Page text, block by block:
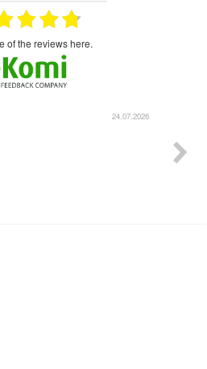
of the reviews here.
24.07.2026